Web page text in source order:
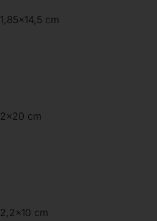
1,85×14,5 cm
2×20 cm
2,2×10 cm